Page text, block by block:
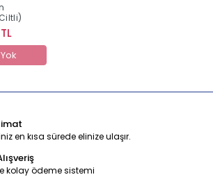
en kısa sürede elinize ulaşır.
kolay ödeme sistemi